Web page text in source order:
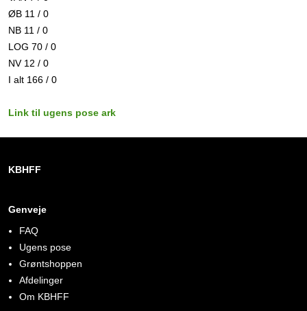
ØB 11 / 0
NB 11 / 0
LOG 70 / 0
NV 12 / 0
I alt 166 / 0
Link til ugens pose ark
KBHFF
Genveje
FAQ
Ugens pose
Grøntshoppen
Afdelinger
Om KBHFF